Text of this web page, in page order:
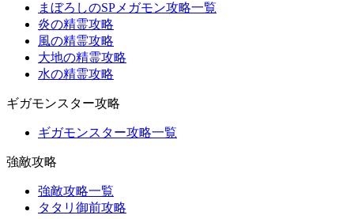
まぼろしのSPメガモン攻略一覧
炎の精霊攻略
風の精霊攻略
大地の精霊攻略
水の精霊攻略
ギガモンスター攻略
ギガモンスター攻略一覧
強敵攻略
強敵攻略一覧
タタリ御前攻略